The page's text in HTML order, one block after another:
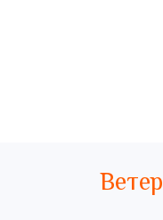
Ветер